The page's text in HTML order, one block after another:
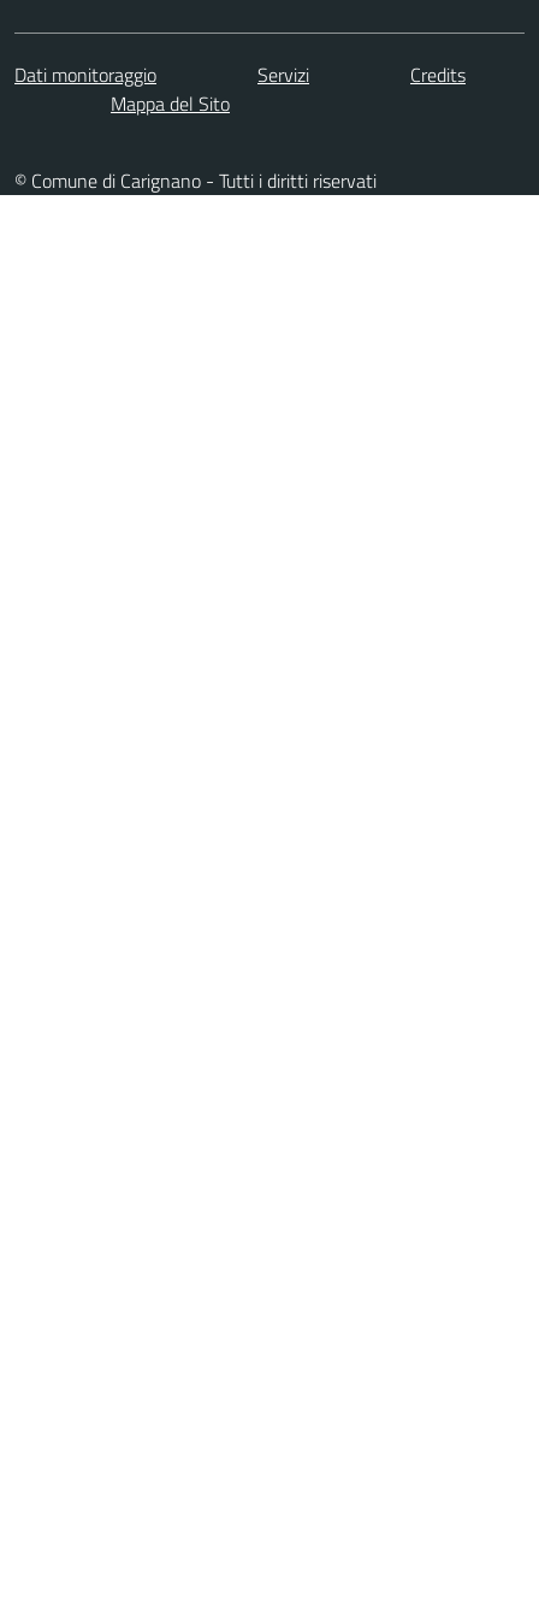
Dati monitoraggio Servizi
Credits
Mappa del Sito
© Comune di Carignano - Tutti i diritti riservati